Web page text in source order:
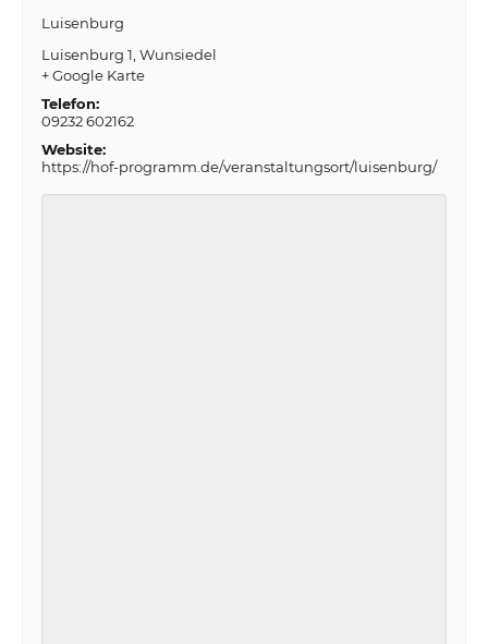
Luisenburg
Luisenburg 1 Wunsiedel
+ Google Karte
Telefon:
09232 602162
Website:
https://hof-programm.de/veranstaltungsort/luisenburg/